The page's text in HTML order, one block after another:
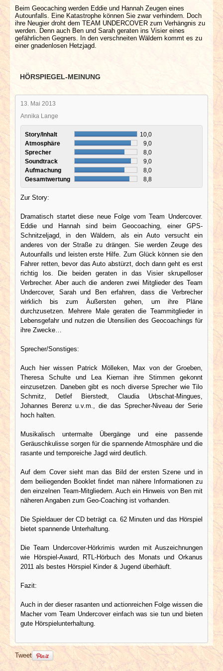
Beim Geocaching werden Eddie und Hannah Zeugen eines
Autounfalls. Eine Katastrophe können Sie zwar verhindern. Doch
ihre Neugier droht dem TEAM UNDERCOVER zum Verhängnis zu
werden. Denn auch Ben und Sarah geraten ins Visier eines
gefährlichen Gegners. In den verschneiten Wäldern kommt es zu
einer gnadenlosen Hetzjagd.
HÖRSPIEGEL-MEINUNG
13. Mai 2013
Annika Lange
Story/Inhalt
10,0
Atmosphäre
9,0
Sprecher
8,0
Soundtrack
9,0
Aufmachung
8,0
Gesamtwertung
8,8
Zur Story:
Dramatisch startet diese neue Folge vom Team Undercover.
Eddie und Hannah sind beim Geocoaching, einer GPS-
Schnitzeljagd, in den Wäldern, als ein Auto versucht ein
anderes von der Straße zu drängen. Sie werden Zeuge des
Autounfalls und leisten erste Hilfe. Zum Glück können sie den
Fahrer retten, bevor das Auto abstürzt, doch dann geht es erst
richtig los. Die beiden geraten in das Visier skrupelloser
Verbrecher. Aber auch die anderen zwei Mitglieder des Team
Undercover, Sarah und Ben erfahren, dass die Verbrecher
wirklich bis zum Äußersten gehen, um ihre Pläne
durchzusetzen. Mehrere Male geraten die Teammitglieder in
Lebensgefahr und nutzen die Utensilien des Geocoachings für
ihre Zwecke…
Sprecher/Sonstiges:
Auch hier wissen Patrick Mölleken, Max von der Groeben,
Theresa Schulte und Lea Kiernan ihre Stimmen gekonnt
einzusetzen. Daneben gibt es noch diverse Sprecher wie Tilo
Schmitz, Detlef Bierstedt, Claudia Urbschat-Mingues,
Johannes Berenz u.v.m., die das Sprecher-Niveau der Serie
hoch halten.
Musikalisch untermalte Übergänge und eine passende
Geräuschkulisse sorgen für die spannende Atmosphäre und die
rasante und temporeiche Jagd wird deutlich.
Auf dem Cover sieht man das Bild der ersten Szene und in
dem beiliegenden Booklet findet man nähere Informationen zu
den einzelnen Team-Mitgliedern. Auch ein Hinweis von Ben mit
näheren Angaben zum Geo-Coaching ist vorhanden.
Die Spieldauer der CD beträgt ca. 62 Minuten und das Hörspiel
bietet spannende Unterhaltung.
Die Team Undercover-Hörkrimis wurden mit Auszeichnungen
wie Hörspiel-Award, RTL-Hörbuch des Monats und Orkanus
2011 als bestes Hörspiel Kinder & Jugend überhäuft.
Fazit:
Auch in der dieser rasanten und actionreichen Folge wissen die
Macher vom Team Undercover einfach was sie tun und bieten
gute Hörspielunterhaltung.
Tweet